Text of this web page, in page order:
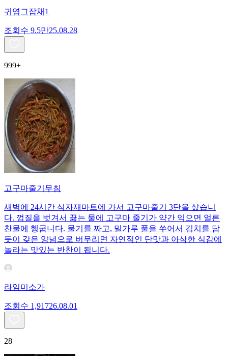
귀염그잡채1
조회수 9.5만25.08.28
999+
고구마줄기무침
새벽에 24시간 식자재마트에 가서 고구마줄기 3단을 샀습니
다. 껍질을 벗겨서 끓는 물에 고구마 줄기가 약간 익으면 얼른
찬물에 헹굽니다. 물기를 짜고, 밀가루 풀을 쑤어서 김치를 담
듯이 갖은 양념으로 버무리면 자연적인 단맛과 아삭한 식감에
놀라는 맛있는 반찬이 됩니다.
라임미소가
조회수 1,91726.08.01
28